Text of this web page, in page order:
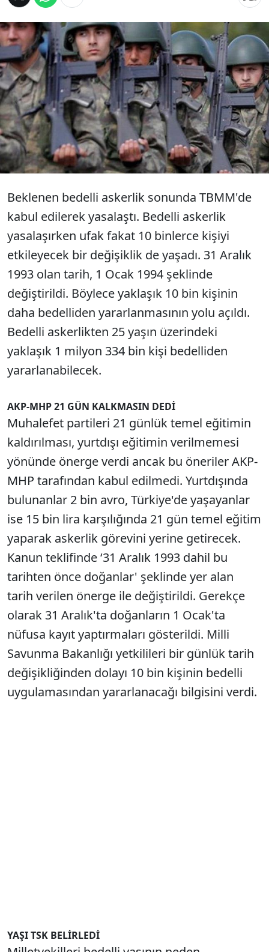
Milyonlarca kişinin planlarını etkileyecek olan
bedelli askerlik günlerdir Türkiye gündeminin ilk
sıralarından inmiyor. Dün akşam saatlerinde içinde
bedelli askerliği de bulunduran torba yasa TBMM
Genel Kurulu'nda kabul edilerek yasalaştı. Genel
Kurul'da 31 Aralık 1993 olan tarih, 1 Ocak 1994
şeklinde değiştirildi. Böylece yaklaşık 10 bin kişinin
daha bedelliden yararlanmasının yolu açıldı. Bedelli
askerlik hakkında son detaylar...
Beklenen bedelli askerlik sonunda TBMM'de
kabul edilerek yasalaştı. Bedelli askerlik
yasalaşırken ufak fakat 10 binlerce kişiyi
etkileyecek bir değişiklik de yaşadı. 31 Aralık
1993 olan tarih, 1 Ocak 1994 şeklinde
değiştirildi. Böylece yaklaşık 10 bin kişinin
daha bedelliden yararlanmasının yolu açıldı.
Bedelli askerlikten 25 yaşın üzerindeki
yaklaşık 1 milyon 334 bin kişi bedelliden
yararlanabilecek.
AKP-MHP 21 GÜN KALKMASIN DEDİ
Muhalefet partileri 21 günlük temel eğitimin
kaldırılması, yurtdışı eğitimin verilmemesi
yönünde önerge verdi ancak bu öneriler AKP-
MHP tarafından kabul edilmedi. Yurtdışında
bulunanlar 2 bin avro, Türkiye'de yaşayanlar
ise 15 bin lira karşılığında 21 gün temel eğitim
yaparak askerlik görevini yerine getirecek.
Kanun teklifinde ‘31 Aralık 1993 dahil bu
tarihten önce doğanlar' şeklinde yer alan
tarih verilen önerge ile değiştirildi. Gerekçe
olarak 31 Aralık'ta doğanların 1 Ocak'ta
nüfusa kayıt yaptırmaları gösterildi. Milli
Savunma Bakanlığı yetkilileri bir günlük tarih
değişikliğinden dolayı 10 bin kişinin bedelli
uygulamasından yararlanacağı bilgisini verdi.
YAŞI TSK BELİRLEDİ